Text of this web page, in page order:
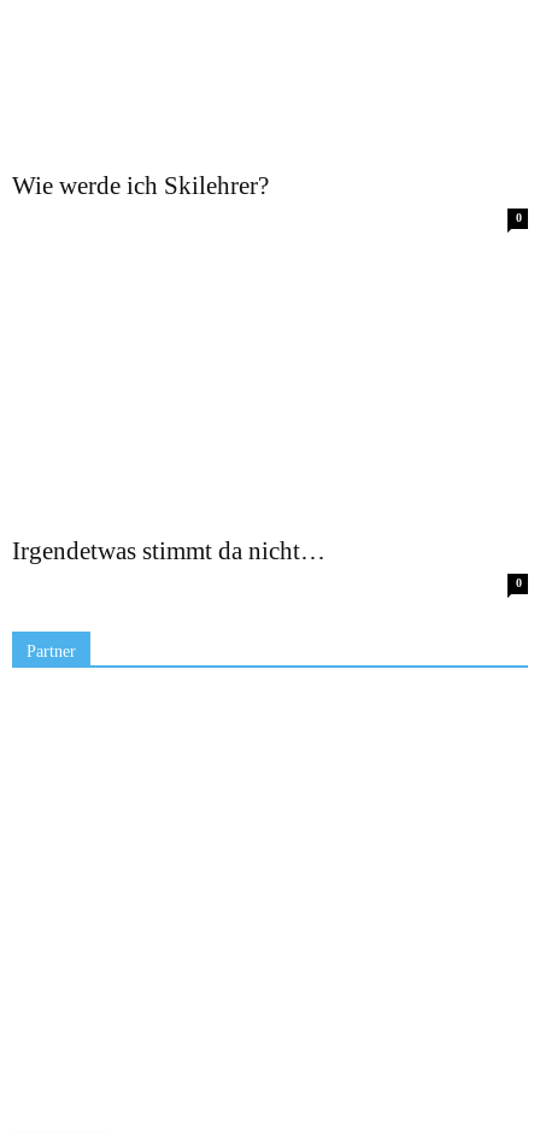
Wie werde ich Skilehrer?
0
Irgendetwas stimmt da nicht…
0
Partner